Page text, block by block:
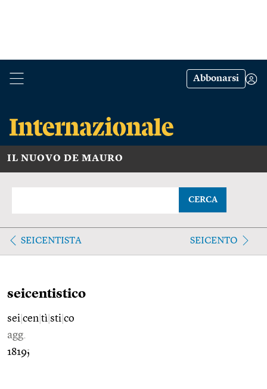
Abbonarsi
IL NUOVO DE MAURO
CERCA
SEICENTISTA SEICENTO
seicentistico
sei cen tì sti co
agg.
1819;